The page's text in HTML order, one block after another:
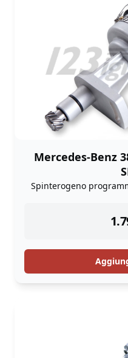
Mercedes-Benz
Spinterogeno